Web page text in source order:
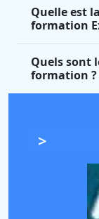
Quelle est
formation
Quels sont
formation ?